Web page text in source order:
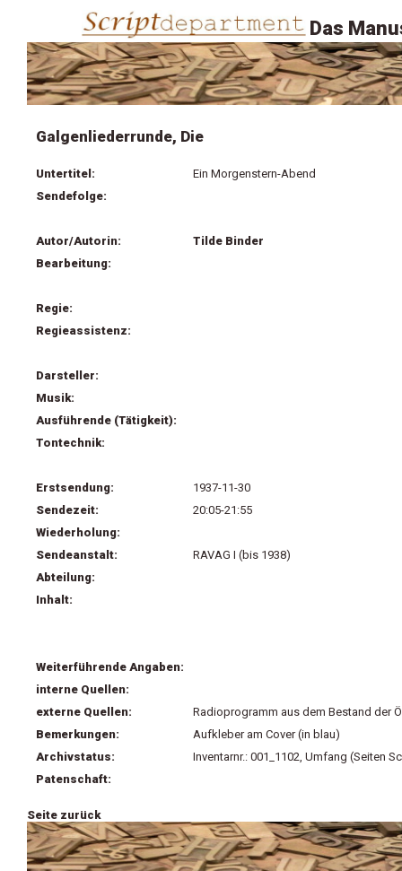
Das
Galgenliederrunde, Die
Untertitel:
Ein Morgenstern-Abend
Sendefolge:
Autor/Autorin:
Tilde Binder
Bearbeitung:
Regie:
Regieassistenz:
Darsteller:
Musik:
Ausführende (Tätigkeit):
Tontechnik:
Erstsendung:
1937-11-30
Sendezeit:
20:05-21:55
Wiederholung:
Sendeanstalt:
RAVAG I (bis 1938)
Abteilung:
Inhalt:
Weiterführende Angaben:
interne Quellen:
externe Quellen:
Radioprogramm aus dem Bestand der
Bemerkungen:
Aufkleber am Cover (in blau)
Archivstatus:
Inventarnr.: 001_1102, Umfang (Seiten
Patenschaft:
Seite zurück